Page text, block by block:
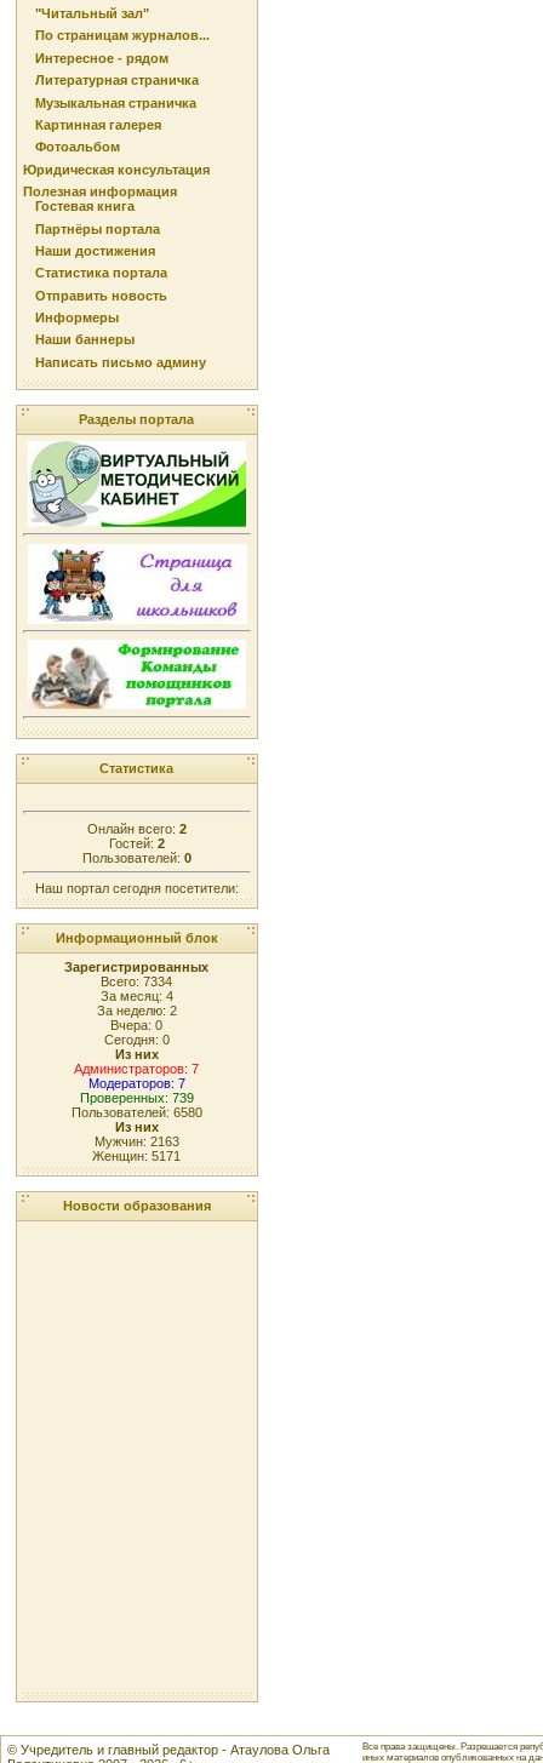
"Читальный зал"
По страницам журналов...
Интересное - рядом
Литературная страничка
Музыкальная страничка
Картинная галерея
Фотоальбом
Юридическая консультация
Полезная информация
Гостевая книга
Партнёры портала
Наши достижения
Статистика портала
Отправить новость
Информеры
Наши баннеры
Написать письмо админу
Разделы портала
Статистика
Онлайн всего: 2
Гостей: 2
Пользователей: 0
Наш портал сегодня посетители:
Информационный блок
Зарегистрированных
Всего: 7334
За месяц: 4
За неделю: 2
Вчера: 0
Сегодня: 0
Из них
Администраторов: 7
Модераторов: 7
Проверенных: 739
Пользователей: 6580
Из них
Мужчин: 2163
Женщин: 5171
Новости образования
© Учредитель и главный редактор - Атаулова Ольга
Все права защищены. Разрешается
иных материалов опубликованных на